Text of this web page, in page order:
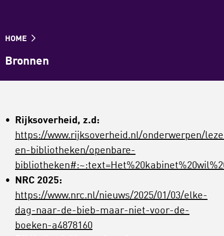
HOME
Bronnen
Rijksoverheid, z.d:
https://www.rijksoverheid.nl/onderwerpen/
en-bibliotheken/openbare-
NRC 2025:
https://www.nrc.nl/nieuws/2025/01/03/elke-
dag-naar-de-bieb-maar-niet-voor-de-
boeken-a4878160